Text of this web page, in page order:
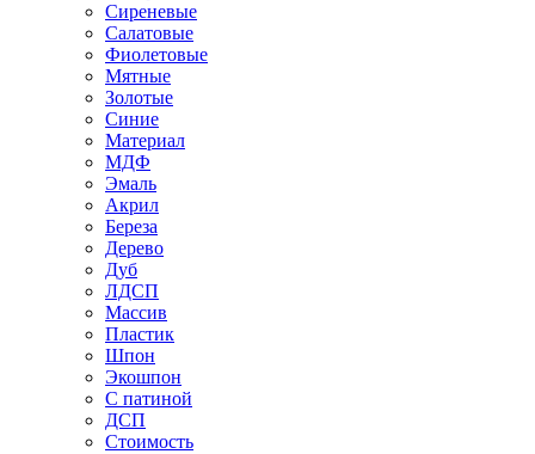
Сиреневые
Салатовые
Фиолетовые
Мятные
Золотые
Синие
Материал
МДФ
Эмаль
Акрил
Береза
Дерево
Дуб
ЛДСП
Массив
Пластик
Шпон
Экошпон
С патиной
ДСП
Стоимость